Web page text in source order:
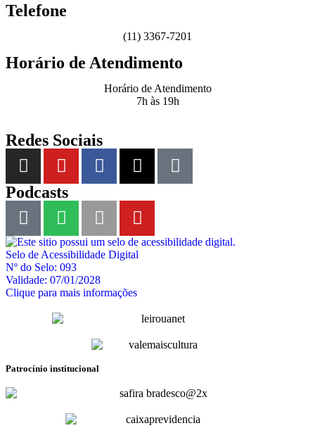
Telefone
(11) 3367-7201
Horário de Atendimento
Horário de Atendimento
7h às 19h
Redes Sociais
Podcasts
Selo de Acessibilidade Digital
Nº do Selo: 093
Validade: 07/01/2028
Clique para mais informações
Patrocínio institucional